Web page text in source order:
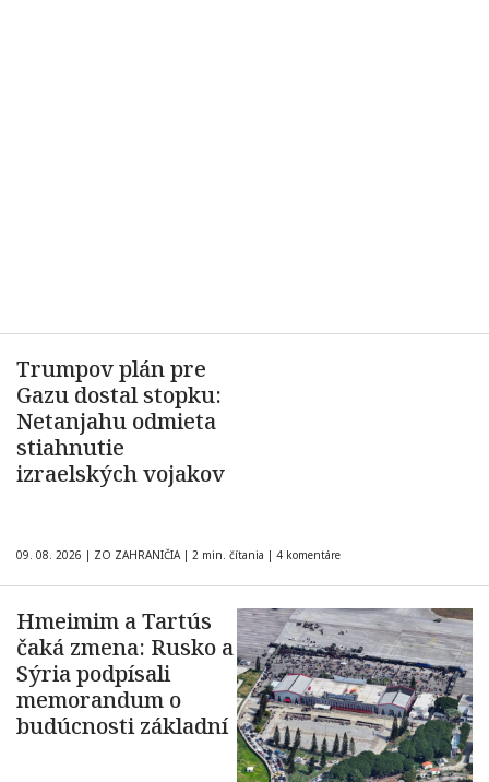
Trumpov plán pre
Gazu dostal stopku:
Netanjahu odmieta
stiahnutie
izraelských vojakov
09. 08. 2026 | ZO ZAHRANIČIA | 2 min. čítania | 4 komentáre
Hmeimim a Tartús
čaká zmena: Rusko a
Sýria podpísali
memorandum o
budúcnosti základní